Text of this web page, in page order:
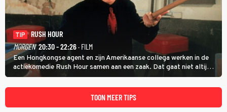
TIP
RUSH HOUR
MORGEN 20:30 - 22:26· FILM
Een Hongkongse agent en zijn Amerikaanse collega werken in de
actiekomedie Rush Hour samen aan een zaak. Dat gaat niet altijd
van een leien dakje.
TOON MEER TIPS